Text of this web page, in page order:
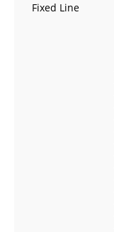
Fixed Line